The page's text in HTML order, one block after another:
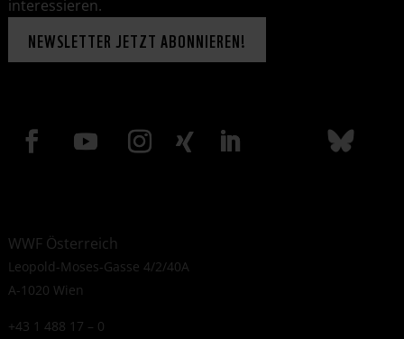
interessieren.
NEWSLETTER JETZT ABONNIEREN!
WWF Österreich
Leopold-Moses-Gasse 4/2/40A
A-1020 Wien
+43 1 488 17 – 0